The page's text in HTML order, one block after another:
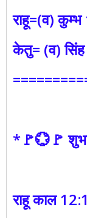
राहू=(व)
केतु= (व)
*🚩💮🚩
राहू काल